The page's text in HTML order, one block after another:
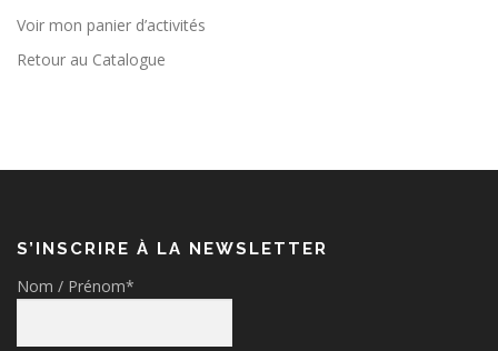
Voir mon panier d’activités
Retour au Catalogue
S’INSCRIRE À LA NEWSLETTER
Nom / Prénom*